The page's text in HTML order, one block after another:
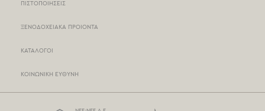
ΠΙΣΤΟΠΟΙΗΣΕΙΣ
ΞΕΝΟΔΟΧΕΙΑΚΑ ΠΡΟΙΟΝΤΑ
ΚΑΤΑΛΟΓΟΙ
ΚΟΙΝΩΝΙΚΗ ΕΥΘΥΝΗ